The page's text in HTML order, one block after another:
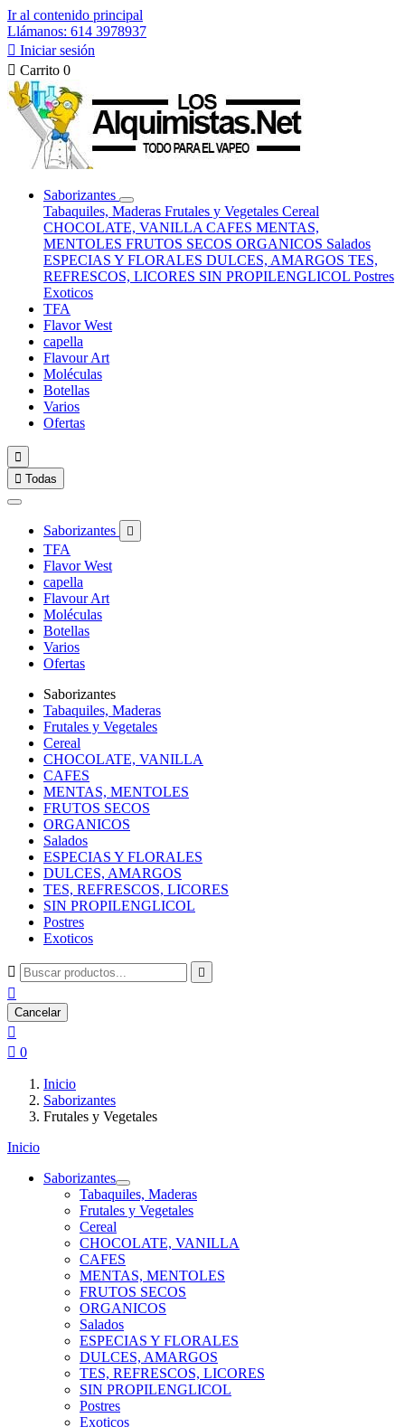
Ir al contenido principal
Llámanos: 614 3978937
 Iniciar sesión
 Carrito 0
Saborizantes
Tabaquiles, Maderas Frutales y Vegetales Cereal
CHOCOLATE, VANILLA CAFES MENTAS,
MENTOLES FRUTOS SECOS ORGANICOS Salados
ESPECIAS Y FLORALES DULCES, AMARGOS TES,
REFRESCOS, LICORES SIN PROPILENGLICOL Postres
Exoticos
TFA
Flavor West
capella
Flavour Art
Moléculas
Botellas
Varios
Ofertas

 Todas
Saborizantes 
TFA
Flavor West
capella
Flavour Art
Moléculas
Botellas
Varios
Ofertas
Saborizantes
Tabaquiles, Maderas
Frutales y Vegetales
Cereal
CHOCOLATE, VANILLA
CAFES
MENTAS, MENTOLES
FRUTOS SECOS
ORGANICOS
Salados
ESPECIAS Y FLORALES
DULCES, AMARGOS
TES, REFRESCOS, LICORES
SIN PROPILENGLICOL
Postres
Exoticos
 

Cancelar

 0
Inicio
Saborizantes
Frutales y Vegetales
Inicio
Saborizantes
Tabaquiles, Maderas
Frutales y Vegetales
Cereal
CHOCOLATE, VANILLA
CAFES
MENTAS, MENTOLES
FRUTOS SECOS
ORGANICOS
Salados
ESPECIAS Y FLORALES
DULCES, AMARGOS
TES, REFRESCOS, LICORES
SIN PROPILENGLICOL
Postres
Exoticos